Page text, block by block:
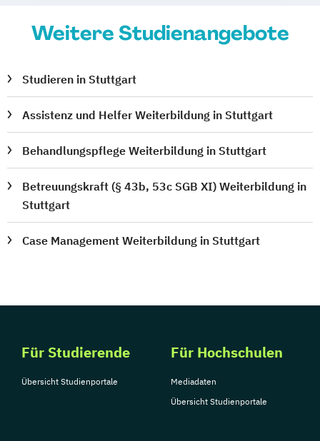
Weitere Studienangebote
Studieren in Stuttgart
Assistenz und Helfer Weiterbildung in Stuttgart
Behandlungspflege Weiterbildung in Stuttgart
Betreuungskraft (§ 43b, 53c SGB XI) Weiterbildung in
Stuttgart
Case Management Weiterbildung in Stuttgart
Für Studierende
Übersicht Studienportale
Für Hochschulen
Mediadaten
Übersicht Studienportale